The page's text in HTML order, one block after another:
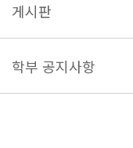
게시판
학부 공지사항